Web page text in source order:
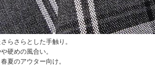
らさらとした手触り。
硬めの風合い。
夏のアウター向け。